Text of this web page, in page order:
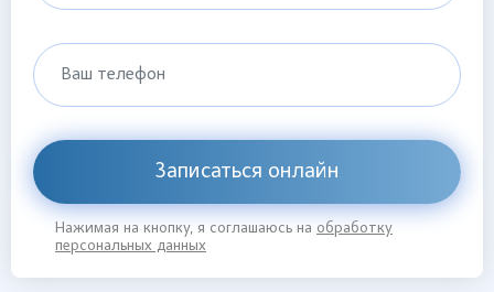
Ваш телефон
Записаться онлайн
Нажимая на кнопку, я соглашаюсь на обработку
персональных данных